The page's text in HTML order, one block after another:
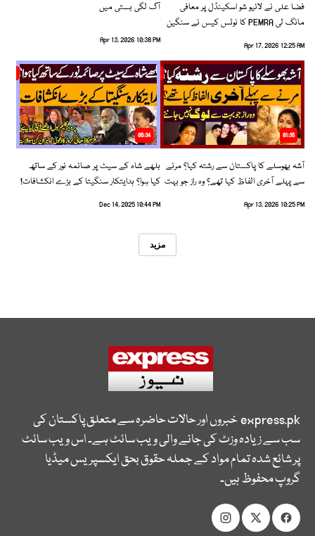
فضا علی نے لائیو شو اسکینڈل پر معافی
مانگ لی PEMRA کا نوٹس کیس نے سنگین
Apr 17, 2026 12:25 AM
آگ لگی بستی میں
Apr 13, 2026 10:38 PM
01:35
آشہ بھوسلے کا پاکستان سے رشتہ کیا؟ مرنے
سے پہلے آخری الفاظ کیا تھے؟ وہ راز جو بہت
Apr 13, 2026 10:25 PM
05:34
بلھے شاہ کے سیٹ پر صائمہ نور کے ساتھ
کیا ہوا؟ ہدایتکار سنگیتا کے بڑے انکشافات!
Dec 14, 2025 10:44 PM
مزید
express.pkخبروں اور حالات حاضرہ سے متعلق پاکستان کی
سب سے زیادہ وزٹ کی جانے والی ویب سائٹ ہے۔ اس ویب سائٹ
پر شائع شدہ تمام مواد کے جملہ حقوق بحق ایکسپریس میڈیا
گروپ محفوظ ہیں۔